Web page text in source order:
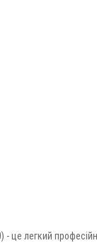
це легкий